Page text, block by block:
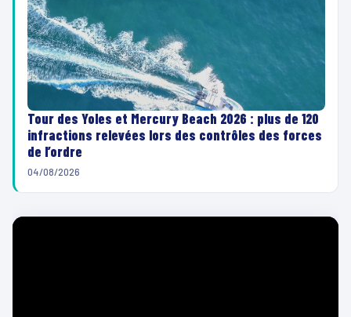
Tour des Yoles et Mercury Beach 2026 : plus de 120
infractions relevées lors des contrôles des forces
de l’ordre
04/08/2026